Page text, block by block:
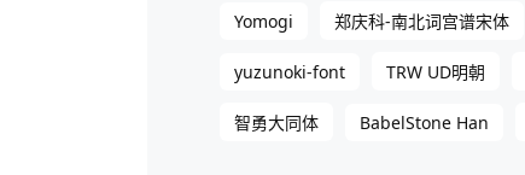
Yomogi 郑庆科-南北词宫谱宋体
yuzunoki-font TRW UD明朝
智勇大同体 BabelStone Han